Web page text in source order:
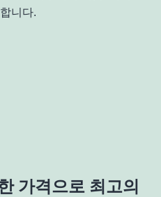
니다.
가격으로 최고의